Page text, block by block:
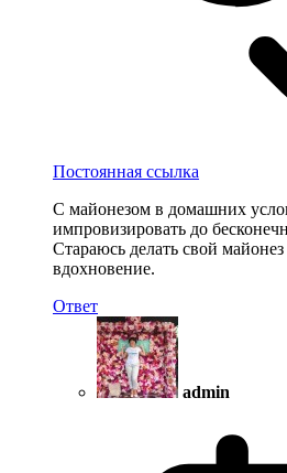
Постоянная ссылка
С майонезом в домашних
импровизировать до
Стараюсь делать свой майонез
вдохновение.
Ответ
admin